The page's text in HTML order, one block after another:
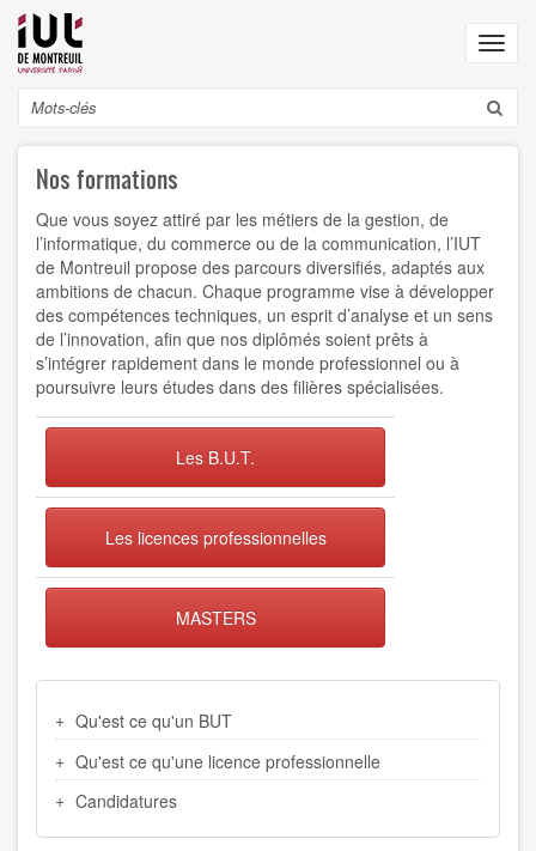
Aller
au
contenu
principal
Search
Nos formations
Que vous soyez attiré par les métiers de la gestion, de
l’informatique, du commerce ou de la communication, l’IUT
de Montreuil propose des parcours diversifiés, adaptés aux
ambitions de chacun. Chaque programme vise à développer
des compétences techniques, un esprit d’analyse et un sens
de l’innovation, afin que nos diplômés soient prêts à
s’intégrer rapidement dans le monde professionnel ou à
poursuivre leurs études dans des filières spécialisées.
Les B.U.T.
Les licences professionnelles
MASTERS
FORMATION
Qu'est ce qu'un BUT
Qu'est ce qu'une licence professionnelle
Candidatures